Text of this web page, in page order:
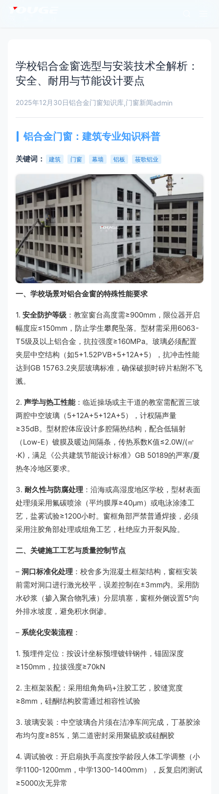
学校铝合金窗选型与安装技术全解析：
安全、耐用与节能设计要点
2025年12月30日铝合金门窗知识库,门窗新闻admin
铝合金门窗：建筑专业知识科普
关键词： 建筑 门窗 幕墙 铝板 莜歌铝业
一、学校场景对铝合金窗的特殊性能要求
1. 安全防护等级 ：教室窗台高度需≥900mm，限位器开启
幅度应≤150mm，防止学生攀爬坠落。型材需采用6063-
T5级及以上铝合金，抗拉强度≥160MPa。玻璃必须配置
夹层中空结构（如5+1.52PVB+5+12A+5），抗冲击性能
达到GB 15763.2夹层玻璃标准，确保破损时碎片粘附不飞
溅。
2. 声学与热工性能：临近操场或主干道的教室需配置三玻
两腔中空玻璃（5+12A+5+12A+5），计权隔声量
≥35dB。型材腔体应设计多腔隔热结构，配合低辐射
（Low-E）镀膜及暖边间隔条，传热系数K值≤2.0W/(㎡
·K)，满足《公共建筑节能设计标准》GB 50189的严寒/夏
热冬冷地区要求。
3. 耐久性与防腐处理 ：沿海或高湿度地区学校，型材表面
处理须采用氟碳喷涂（平均膜厚≥40μm）或电泳涂漆工
艺，盐雾试验≥1200小时。窗框角部严禁普通焊接，必须
采用注胶角部处理或组角工艺，杜绝应力开裂风险。
二、关键施工工艺与质量控制节点
– 洞口标准化处理 ：校舍多为混凝土框架结构，窗框安装
前需对洞口进行激光校平，误差控制在±3mm内。采用防
水砂浆（掺入聚合物乳液）分层填塞，窗框外侧设置5°向
外排水坡度，避免积水倒渗。
– 系统化安装流程 ：
1. 预埋件定位：按设计坐标预埋镀锌钢件，锚固深度
≥150mm，拉拔强度≥70kN
2. 主框架装配：采用组角角码+注胶工艺，胶缝宽度
≥8mm，硅酮结构胶需通过相容性试验
3. 玻璃安装：中空玻璃合片须在洁净车间完成，丁基胶涂
布均匀度≥85%，第二道密封采用聚硫胶或硅酮胶
4. 调试验收：开启扇执手高度按学龄段人体工学调整（小
学1100-1200mm，中学1300-1400mm），反复启闭测试
≥5000次无异常